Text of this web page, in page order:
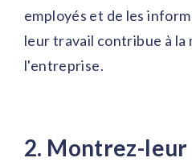
employés et de les
leur travail contribue à la
l'entreprise.
2. Montrez-leur